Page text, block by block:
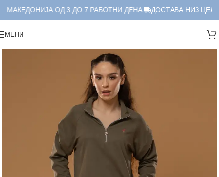
МАКЕДОНИЈА ОД 3 ДО 7 РАБОТНИ ДЕНА. ДОСТАВА НИЗ ЦЕЛА
МЕНИ